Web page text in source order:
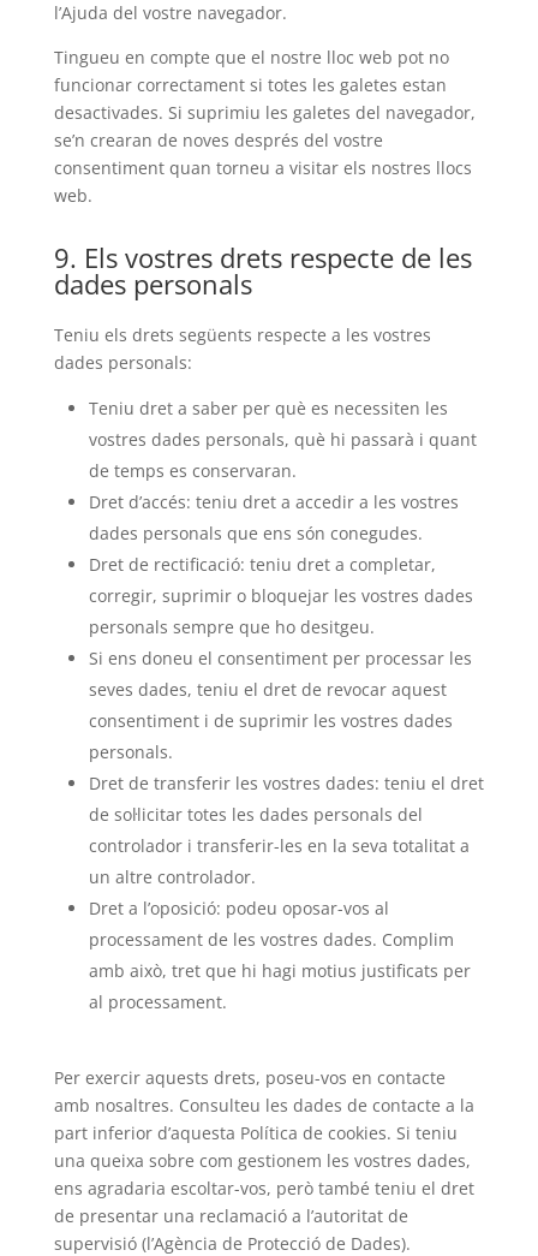
l’Ajuda del vostre navegador.
Tingueu en compte que el nostre lloc web pot no
funcionar correctament si totes les galetes estan
desactivades. Si suprimiu les galetes del navegador,
se’n crearan de noves després del vostre
consentiment quan torneu a visitar els nostres llocs
web.
9. Els vostres drets respecte de les
dades personals
Teniu els drets següents respecte a les vostres
dades personals:
Teniu dret a saber per què es necessiten les
vostres dades personals, què hi passarà i quant
de temps es conservaran.
Dret d’accés: teniu dret a accedir a les vostres
dades personals que ens són conegudes.
Dret de rectificació: teniu dret a completar,
corregir, suprimir o bloquejar les vostres dades
personals sempre que ho desitgeu.
Si ens doneu el consentiment per processar les
seves dades, teniu el dret de revocar aquest
consentiment i de suprimir les vostres dades
personals.
Dret de transferir les vostres dades: teniu el dret
de sol·licitar totes les dades personals del
controlador i transferir-les en la seva totalitat a
un altre controlador.
Dret a l’oposició: podeu oposar-vos al
processament de les vostres dades. Complim
amb això, tret que hi hagi motius justificats per
al processament.
Per exercir aquests drets, poseu-vos en contacte
amb nosaltres. Consulteu les dades de contacte a la
part inferior d’aquesta Política de cookies. Si teniu
una queixa sobre com gestionem les vostres dades,
ens agradaria escoltar-vos, però també teniu el dret
de presentar una reclamació a l’autoritat de
supervisió (l’Agència de Protecció de Dades).